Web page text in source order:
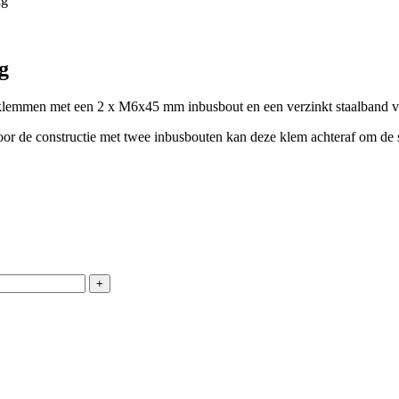
met een 2 x M6x45 mm inbusbout en een verzinkt staalband
de constructie met twee inbusbouten kan deze klem achteraf om de
+